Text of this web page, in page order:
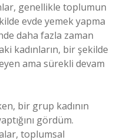
genellikle toplumun
evde yemek yapma
daha fazla zaman
kadınların, bir şekilde
ama sürekli devam
bir grup kadının
gördüm.
toplumsal